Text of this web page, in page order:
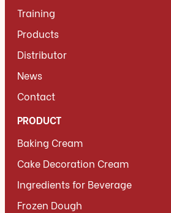
Training
Products
Distributor
News
Contact
PRODUCT
Baking Cream
Cake Decoration Cream
Ingredients for Beverage
Frozen Dough